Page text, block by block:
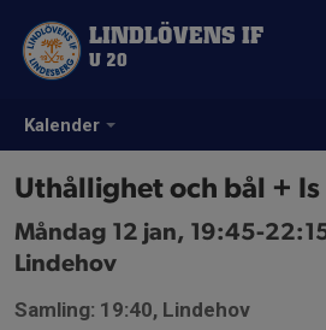
Kalender
LINDLÖVENS IF
U 20
Uthållighet och bål + Is
Måndag 12 jan, 19:45-
Lindehov
Samling: 19:40, Lindehov